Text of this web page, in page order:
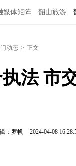
媒体矩阵 韶山旅游
动态 > 正文
法 市
：罗帆 2024-04-08